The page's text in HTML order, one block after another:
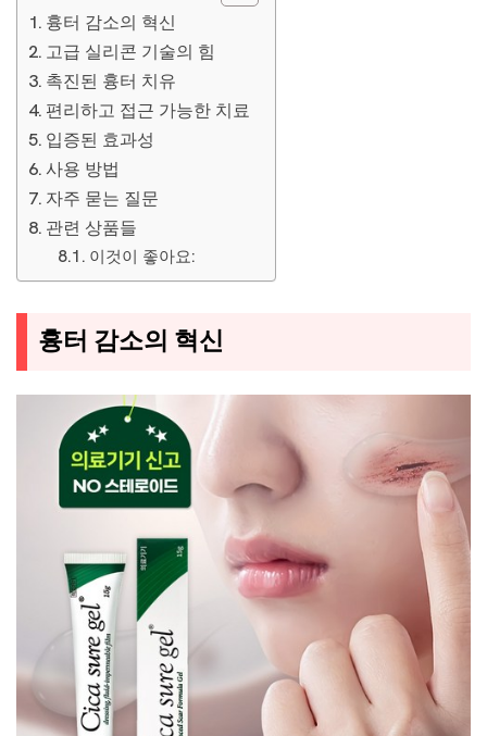
흉터 감소의 혁신
고급 실리콘 기술의 힘
촉진된 흉터 치유
편리하고 접근 가능한 치료
입증된 효과성
사용 방법
자주 묻는 질문
관련 상품들
이것이 좋아요:
흉터 감소의 혁신